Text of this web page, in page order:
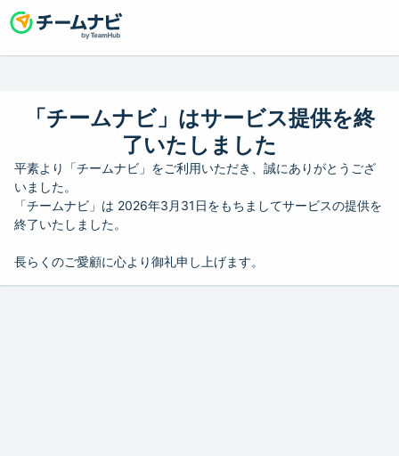
「チームナビ」はサービス提供を終
了いたしました
平素より「チームナビ」をご利用いただき、誠にありがとうござ
いました。
「チームナビ」は 2026年3月31日をもちましてサービスの提供を
終了いたしました。
長らくのご愛顧に心より御礼申し上げます。